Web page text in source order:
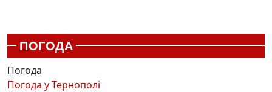
ПОГОДА
Погода
Погода уТернополі